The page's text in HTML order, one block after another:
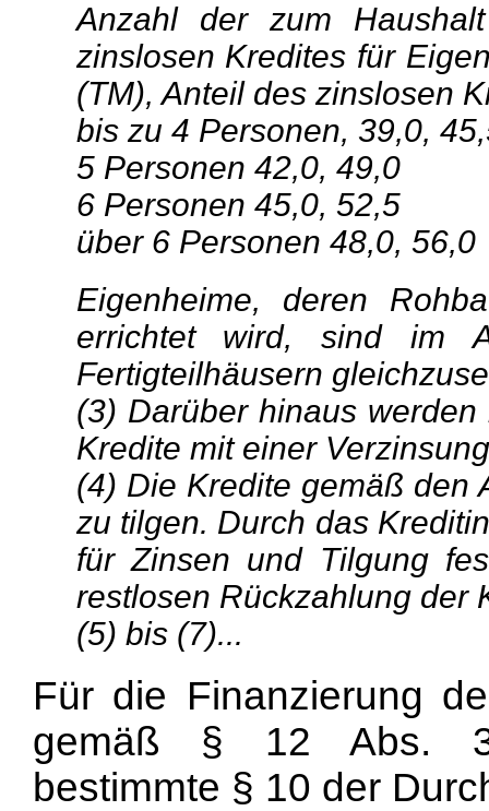
Anzahl der zum
zinslosen Kredites für
(TM), Anteil des zinslosen
bis zu 4 Personen, 39,0,
5 Personen 42,0, 49,0
6 Personen 45,0, 52,5
über 6 Personen 48,0, 56,0
Eigenheime, deren
errichtet wird, sind im
Fertigteilhäusern
(3) Darüber hinaus
Kredite mit einer
(4) Die Kredite gemäß den
zu tilgen. Durch das
für Zinsen und Tilgung
restlosen Rückzahlung der
(5) bis (7)...
Für die Finanzierung
gemäß § 12 Abs. 3
bestimmte § 10 der